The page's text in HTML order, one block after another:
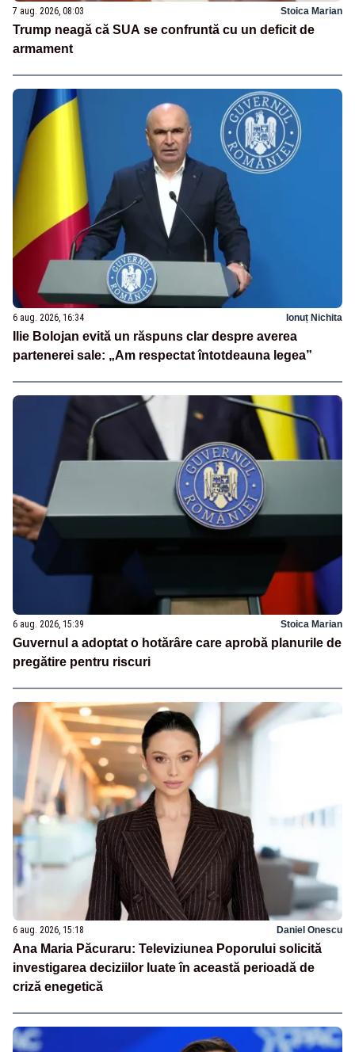
7 aug. 2026, 08:03 Stoica Marian
Trump neagă că SUA se confruntă cu un deficit de
armament
6 aug. 2026, 16:34 Ionuț Nichita
Ilie Bolojan evită un răspuns clar despre averea
partenerei sale: „Am respectat întotdeauna legea”
6 aug. 2026, 15:39 Stoica Marian
Guvernul a adoptat o hotărâre care aprobă planurile de
pregătire pentru riscuri
6 aug. 2026, 15:18 Daniel Onescu
Ana Maria Păcuraru: Televiziunea Poporului solicită
investigarea deciziilor luate în această perioadă de
criză enegetică